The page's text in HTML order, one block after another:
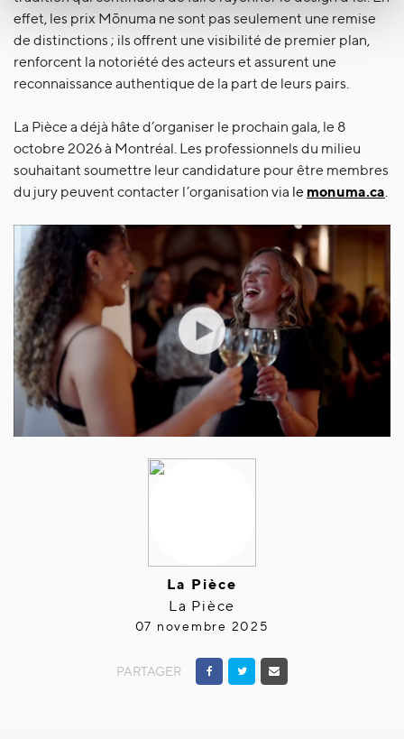
effet, les prix Mōnuma ne sont pas seulement une remise
de distinctions ; ils offrent une visibilité de premier plan,
renforcent la notoriété des acteurs et assurent une
reconnaissance authentique de la part de leurs pairs.
La Pièce a déjà hâte d’organiser le prochain gala, le 8
octobre 2026 à Montréal. Les professionnels du milieu
souhaitant soumettre leur candidature pour être membres
du jury peuvent contacter l’organisation via le monuma.ca.
La Pièce
La Pièce
07 novembre 2025
PARTAGER